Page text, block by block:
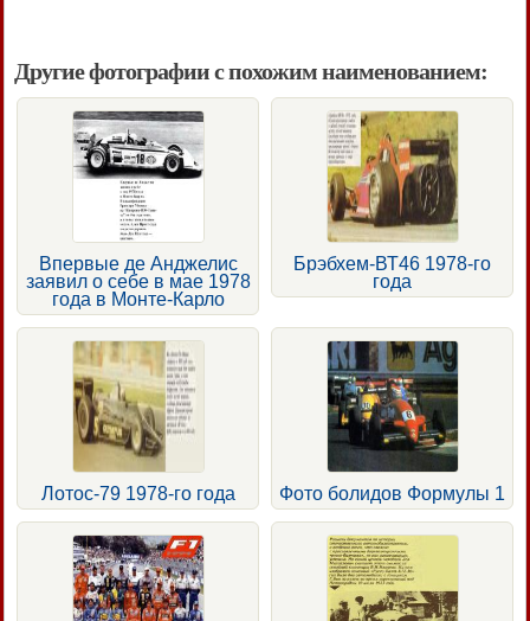
Другие фотографии с похожим наименованием:
Впервые де Анджелис
заявил о себе в мае 1978
года в Монте-Карло
Брэбхем-ВТ46 1978-го
года
Лотос-79 1978-го года Фото болидов Формулы 1